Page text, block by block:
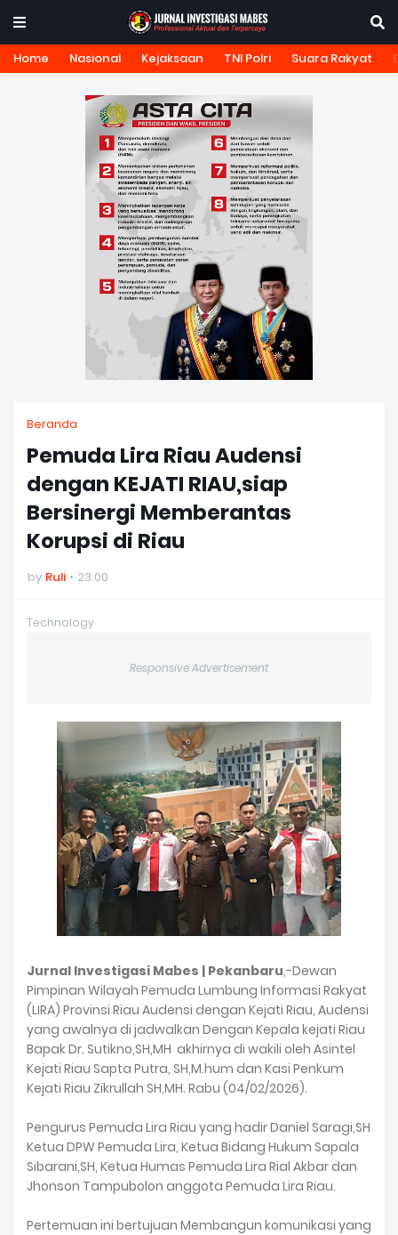
Home Nasional Kejaksaan TNI Polri Suara Rakyat
Beranda
Pemuda Lira Riau Audensi
dengan KEJATI RIAU,siap
Bersinergi Memberantas
Korupsi di Riau
by Ruli 23.00
Technology
Responsive Advertisement
Jurnal Investigasi Mabes | Pekanbaru,-Dewan
Pimpinan Wilayah Pemuda Lumbung Informasi Rakyat
(LIRA) Provinsi Riau Audensi dengan Kejati Riau, Audensi
yang awalnya di jadwalkan Dengan Kepala kejati Riau
Bapak Dr. Sutikno,SH,MH akhirnya di wakili oleh Asintel
Kejati Riau Sapta Putra, SH,M.hum dan Kasi Penkum
Kejati Riau Zikrullah SH,MH. Rabu (04/02/2026).
Pengurus Pemuda Lira Riau yang hadir Daniel Saragi,SH
Ketua DPW Pemuda Lira, Ketua Bidang Hukum Sapala
Sibarani,SH, Ketua Humas Pemuda Lira Rial Akbar dan
Jhonson Tampubolon anggota Pemuda Lira Riau.
Pertemuan ini bertujuan Membangun komunikasi yang